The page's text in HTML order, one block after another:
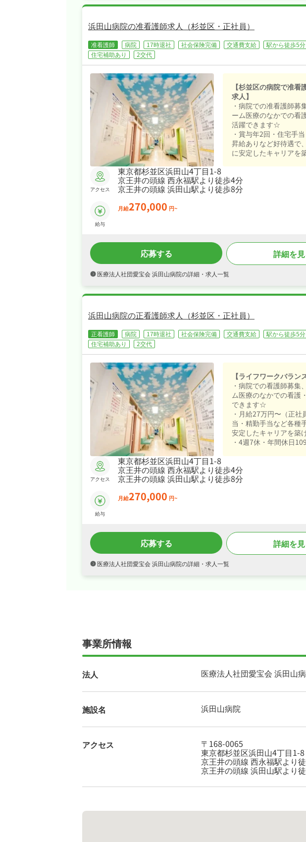
浜田山病院の准看護師求人（杉並区・正社員）
准看護師 病院 17時退社 社会保険完備 交通費支給 駅から徒歩5分
住宅補助あり
2交代
アクセス
東京都杉並区浜田山4丁目1-8
京王井の頭線 西永福駅より徒歩4分
京王井の頭線 浜田山駅より徒歩8分
給与
月給270,000 円~
【杉並区の病院で准
求人】
・病院での准看護師募
ーム医療のなかでの看
活躍できます☆
・賞与年2回・住宅手
昇給ありなど好待遇で
に安定したキャリアを
職場です☆
・社会保険完備、住宅
応募する 詳細を
医療法人社団愛宝会 浜田山病院の詳細・求人一覧
浜田山病院の正看護師求人（杉並区・正社員）
正看護師 病院 17時退社 社会保険完備 交通費支給 駅から徒歩5分
住宅補助あり
2交代
アクセス
東京都杉並区浜田山4丁目1-8
京王井の頭線 西永福駅より徒歩4分
京王井の頭線 浜田山駅より徒歩8分
給与
月給270,000 円~
【ライフワークバラ
・病院での看護師募集
ム医療のなかでの看護
できます☆
・月給27万円〜（正
当・精勤手当など各種
安定したキャリアを築
・4週7休・年間休日
・社会保険完備、住宅
なたの「働きたい」を
応募する 詳細を
医療法人社団愛宝会 浜田山病院の詳細・求人一覧
事業所情報
法人 医療法人社団愛宝会 浜田山
施設名 浜田山病院
アクセス 〒168-0065
東京都杉並区浜田山4丁目1-8
京王井の頭線 西永福駅より
京王井の頭線 浜田山駅より